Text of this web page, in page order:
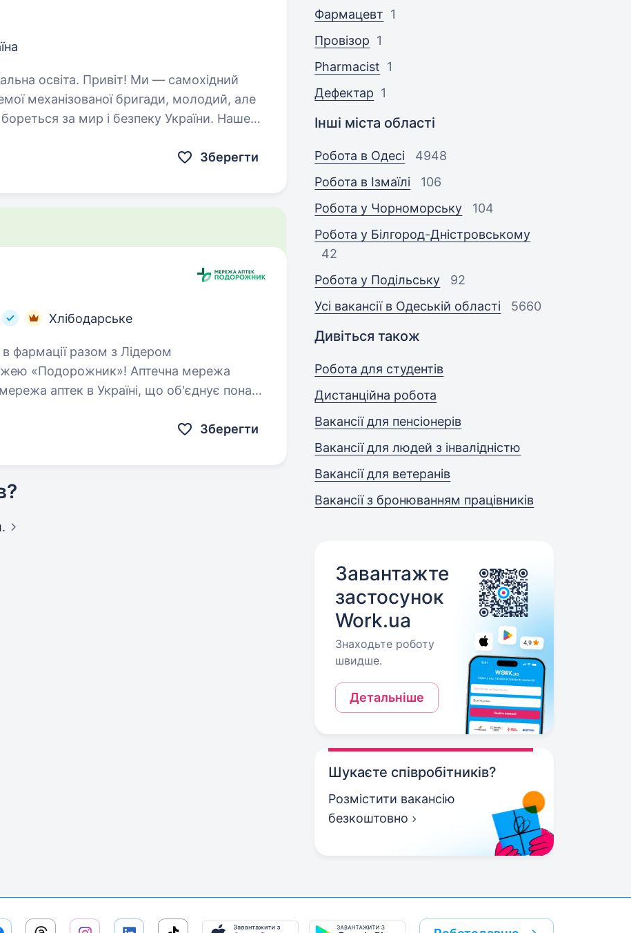
Ми — самохідний
механізованої бригади, молодий, але
за мир і безпеку України. Наше
Зберегти
Хлібодарське
«Подорожник»! Аптечна мережа
аптек в Україні, що об'єднує понад
Зберегти
Фармацевт 1
Провізор 1
Pharmacist 1
Дефектар 1
Інші міста області
Робота в Одесі
4948
Робота в Ізмаїлі
106
Робота у Чорноморську
104
Робота у Білгород-Дністровському
42
Робота у Подільську
92
Усі вакансії в Одеській області
5660
Дивіться також
Робота для студентів
Дистанційна робота
Вакансії для пенсіонерів
Вакансії для людей з інвалідністю
Вакансії для ветеранів
Вакансії з бронюванням працівників
Завантажте
застосунок
Work.ua
Знаходьте роботу
швидше.
Детальніше
Шукаєте співробітників?
Розмістити вакансію
безкоштовно